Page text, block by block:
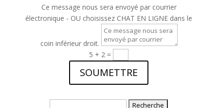
Ce message nous sera envoyé par courrier
électronique - OU choisissez CHAT EN LIGNE dans le
coin inférieur droit.
5 + 2 =
SOUMETTRE